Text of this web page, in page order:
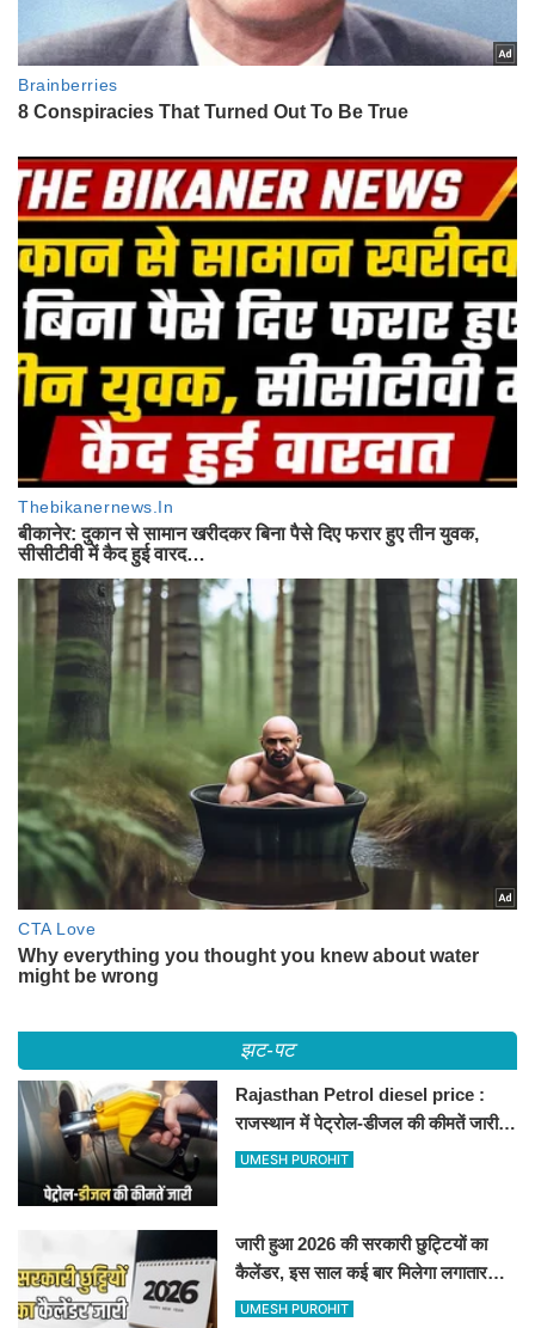
झट-पट
Rajasthan Petrol diesel price :
राजस्थान में पेट्रोल-डीजल की कीमतें जारी,
जानिए बीकानेर समेत पुरे प्रदेश में नए रेट
UMESH PUROHIT
जारी हुआ 2026 की सरकारी छुट्टियों का
कैलेंडर, इस साल कई बार मिलेगा लगातार
अवकाश, देखें
UMESH PUROHIT